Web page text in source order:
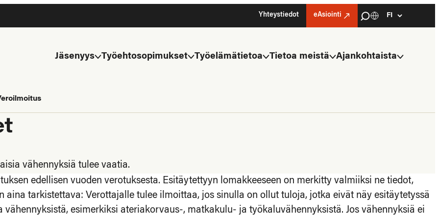
Yhteystiedot eAsiointi
Haku
Kielivalinta
Select
Jäsenyys Työehtosopimukset Työelämätietoa Tietoa meistä Ajankohtaista
vähennyksiä tulee vaatia.
edellisen vuoden verotuksesta. Esitäytettyyn lomakkeeseen on merkitty valmiiksi ne tiedot,
aina tarkistettava: Verottajalle tulee ilmoittaa, jos sinulla on ollut tuloja, jotka eivät näy esitäytetyssä
esimerkiksi ateriakorvaus-, matkakulu- ja työkaluvähennyksistä. Jos vähennyksiä ei